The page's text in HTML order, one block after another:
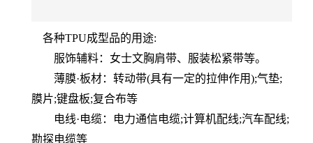
各种TPU成型品的用途:
服饰辅料：女士文胸肩带、服装松紧带等。
薄膜·板材：转动带(具有一定的拉伸作用);气垫;
膜片;键盘板;复合布等
电线·电缆：电力通信电缆;计算机配线;汽车配线;
勘探电缆等